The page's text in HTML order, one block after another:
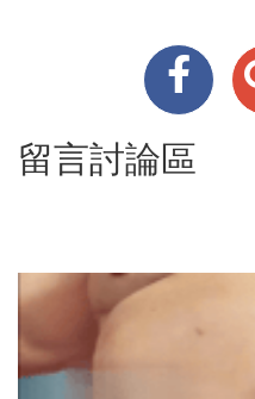
留言討論區